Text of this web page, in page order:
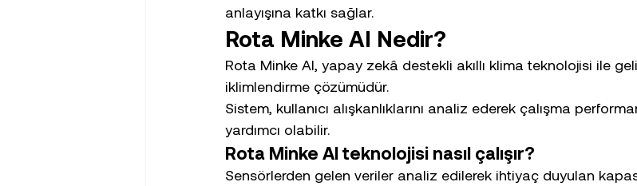
anlayışına katkı sağlar.
Rota Minke AI Nedir?
Rota Minke AI, yapay zekâ destekli akıllı klima teknolojisi ile
iklimlendirme çözümüdür.
Sistem, kullanıcı alışkanlıklarını analiz ederek çalışma
yardımcı olabilir.
Rota Minke AI teknolojisi nasıl çalışır?
Sensörlerden gelen veriler analiz edilerek ihtiyaç duyulan